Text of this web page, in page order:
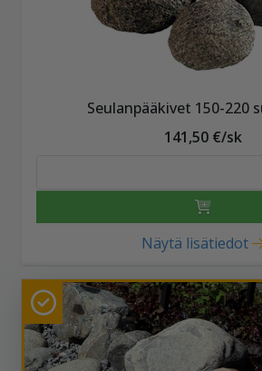
Seulanpääkivet 150-220
141,50 €/sk
Näytä lisätiedot